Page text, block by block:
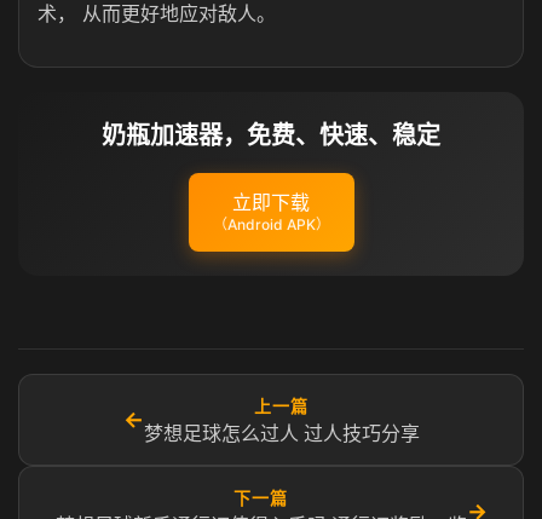
术， 从而更好地应对敌人。
奶瓶加速器，免费、快速、稳定
立即下载
（Android APK）
←
上一篇
梦想足球怎么过人 过人技巧分享
下一篇
→